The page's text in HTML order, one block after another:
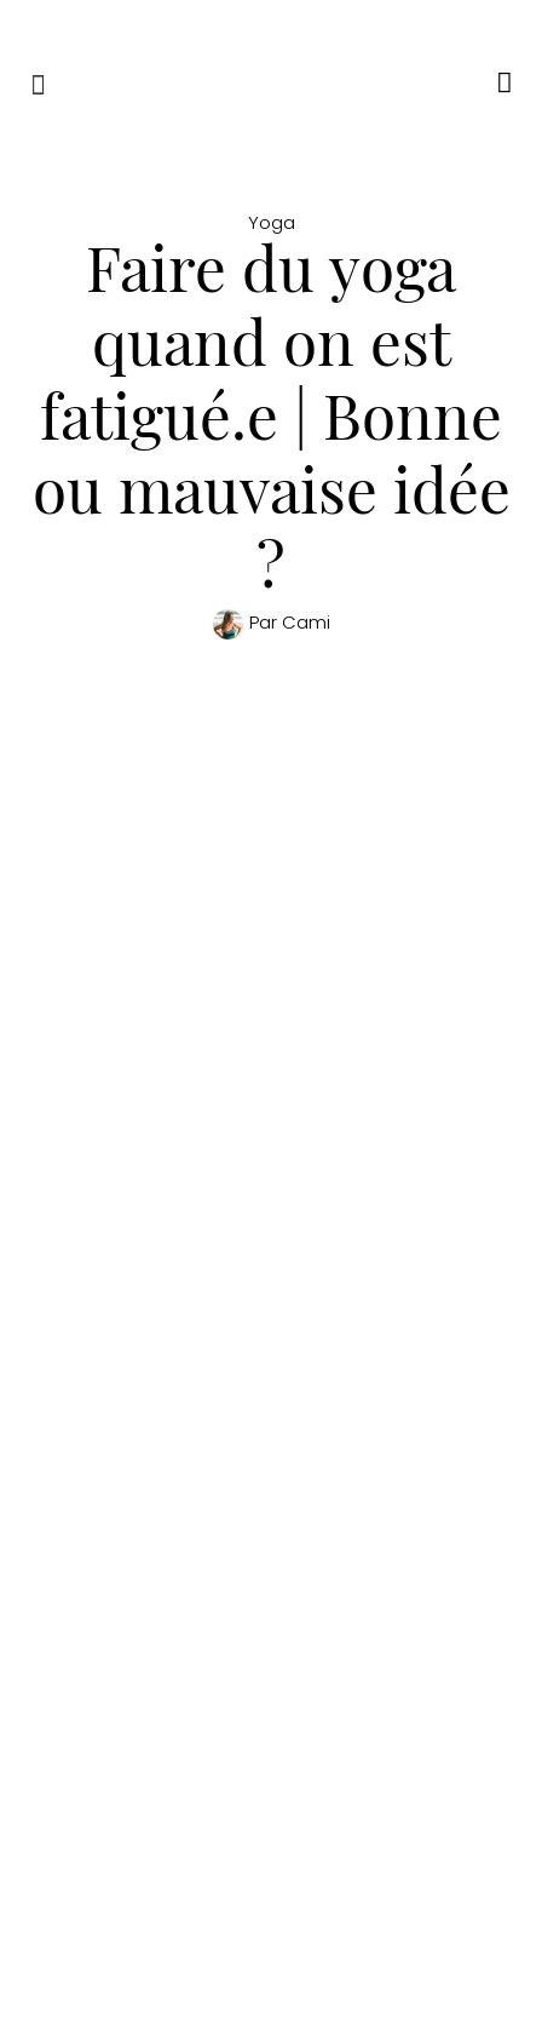
Yoga
Faire du yoga
quand on est
fatigué.e | Bonne
ou mauvaise idée
?
Par Cami